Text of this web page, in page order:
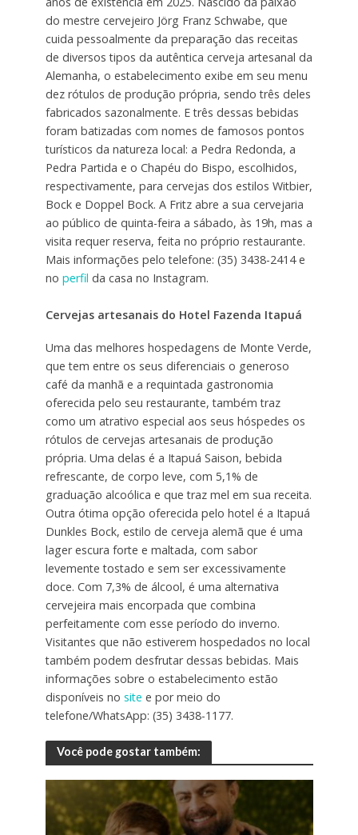
do mestre cervejeiro Jörg Franz Schwabe, que
cuida pessoalmente da preparação das receitas
de diversos tipos da autêntica cerveja artesanal da
Alemanha, o estabelecimento exibe em seu menu
dez rótulos de produção própria, sendo três deles
fabricados sazonalmente. E três dessas bebidas
foram batizadas com nomes de famosos pontos
turísticos da natureza local: a Pedra Redonda, a
Pedra Partida e o Chapéu do Bispo, escolhidos,
respectivamente, para cervejas dos estilos Witbier,
Bock e Doppel Bock. A Fritz abre a sua cervejaria
ao público de quinta-feira a sábado, às 19h, mas a
visita requer reserva, feita no próprio restaurante.
Mais informações pelo telefone: (35) 3438-2414 e
no perfil da casa no Instagram.
Cervejas artesanais do Hotel Fazenda Itapuá
Uma das melhores hospedagens de Monte Verde,
que tem entre os seus diferenciais o generoso
café da manhã e a requintada gastronomia
oferecida pelo seu restaurante, também traz
como um atrativo especial aos seus hóspedes os
rótulos de cervejas artesanais de produção
própria. Uma delas é a Itapuá Saison, bebida
refrescante, de corpo leve, com 5,1% de
graduação alcoólica e que traz mel em sua receita.
Outra ótima opção oferecida pelo hotel é a Itapuá
Dunkles Bock, estilo de cerveja alemã que é uma
lager escura forte e maltada, com sabor
levemente tostado e sem ser excessivamente
doce. Com 7,3% de álcool, é uma alternativa
cervejeira mais encorpada que combina
perfeitamente com esse período do inverno.
Visitantes que não estiverem hospedados no local
também podem desfrutar dessas bebidas. Mais
informações sobre o estabelecimento estão
disponíveis no site e por meio do
telefone/WhatsApp: (35) 3438-1177.
Você pode gostar também: